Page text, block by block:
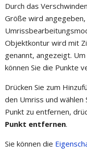
Durch das
Größe wird angegeben,
Objektkontur wird mit
genannt, angezeigt.
können Sie die Punkte
Drücken Sie zum
den Umriss und wählen
Punkt zu entfernen,
Punkt entfernen.
Sie können die